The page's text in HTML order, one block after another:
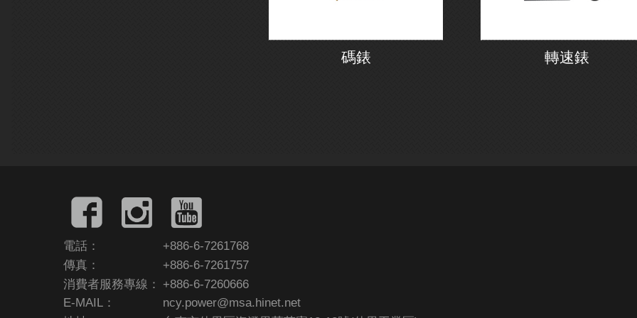
碼錶 轉速錶
電話：
+886-6-7261768
傳真：
+886-6-7261757
消費者服務專線：
+886-6-7260666
E-MAIL：
ncy.power@msa.hinet.net